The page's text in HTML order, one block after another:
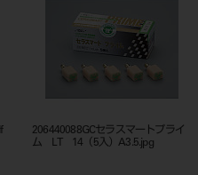
206440088GCセラスマートプライ
ム LT 14（5入）A3.5.jpg